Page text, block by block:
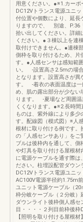
用意ください。●※1.カーポ
DC12Vトランス電源ユニ
付位置や個数により、延長
りますので、 別途、P.36
拾い出してください。詳細
ください。●３棟以上を連
取付けできません。●連棟
側枠を取り付けるため、
す。●人感センサは感知範
い。 -設置高さ2.5mの場
となります。設置高さが異
す。 -着衣の表面温度は一
め、肌の露出部分が少ない
ります。 -夏場など周囲温
くくなります。●※2.長時
ものは、紫外線により多少
す。配線図（模式図）※人
根材に取り付ける例です。
の「人感センサあり」をご
ブルは後枠内を通して、
や灯具を取り付ける屋根
に電源ケーブルを通す際は
ださい。柱埋設配管ダウ
DC12Vトランス電源ユニッ
AC100V電源半径約1.75m
ユニット電源ケーブル（
枠分岐ケーブル（２分岐）
ダウンライト後枠側人感セ
目・・・・２列目前枠後枠
【照明を取り付ける屋根